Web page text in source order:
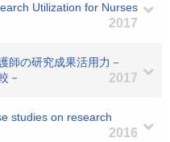
Utilization for Nurses
2017
師の研究成果活用力－
－
2017
studies on research
2016